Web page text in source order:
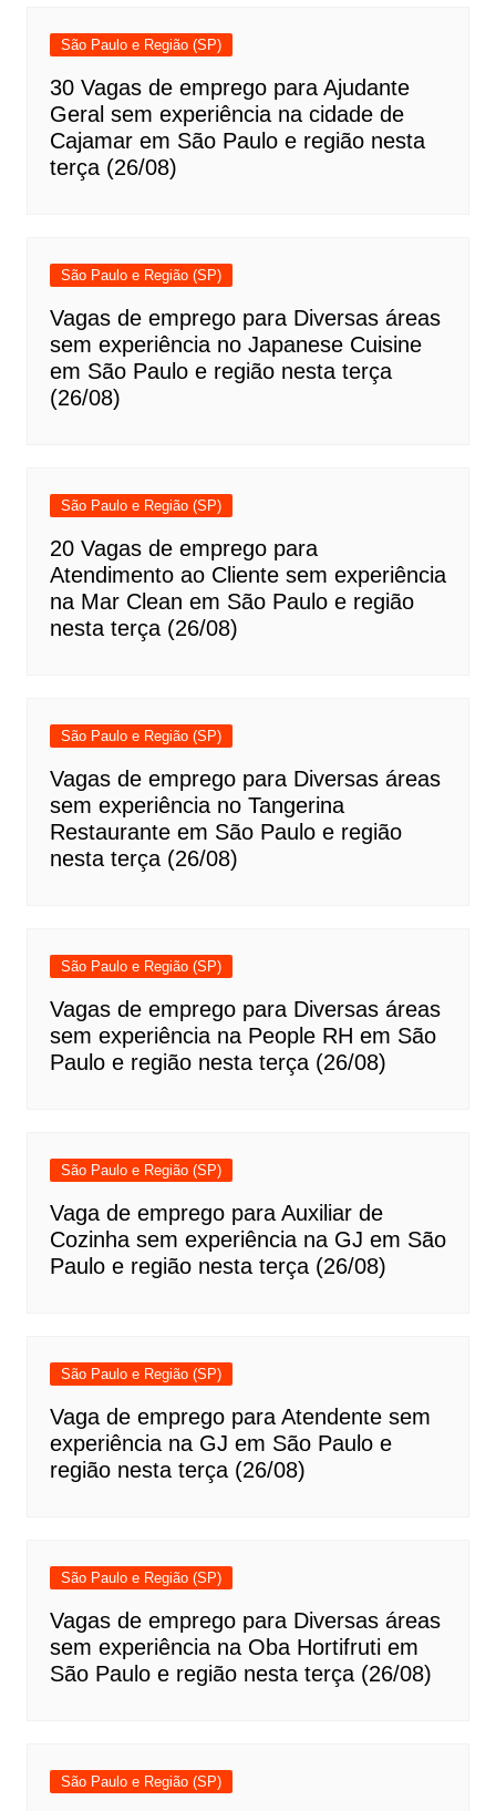
São Paulo e Região (SP)
30 Vagas de emprego para Ajudante
Geral sem experiência na cidade de
Cajamar em São Paulo e região nesta
terça (26/08)
São Paulo e Região (SP)
Vagas de emprego para Diversas áreas
sem experiência no Japanese Cuisine
em São Paulo e região nesta terça
(26/08)
São Paulo e Região (SP)
20 Vagas de emprego para
Atendimento ao Cliente sem experiência
na Mar Clean em São Paulo e região
nesta terça (26/08)
São Paulo e Região (SP)
Vagas de emprego para Diversas áreas
sem experiência no Tangerina
Restaurante em São Paulo e região
nesta terça (26/08)
São Paulo e Região (SP)
Vagas de emprego para Diversas áreas
sem experiência na People RH em São
Paulo e região nesta terça (26/08)
São Paulo e Região (SP)
Vaga de emprego para Auxiliar de
Cozinha sem experiência na GJ em São
Paulo e região nesta terça (26/08)
São Paulo e Região (SP)
Vaga de emprego para Atendente sem
experiência na GJ em São Paulo e
região nesta terça (26/08)
São Paulo e Região (SP)
Vagas de emprego para Diversas áreas
sem experiência na Oba Hortifruti em
São Paulo e região nesta terça (26/08)
São Paulo e Região (SP)